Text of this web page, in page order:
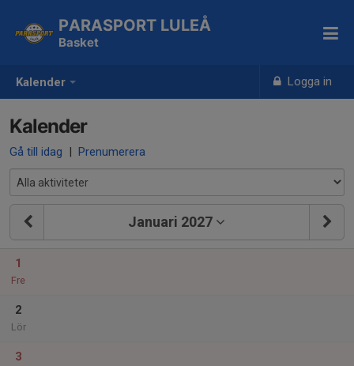
Kalender Logga in
PARASPORT LULEÅ
Basket
Kalender
Gå till idag | Prenumerera
Januari 2027
1
Fre
2
Lör
3